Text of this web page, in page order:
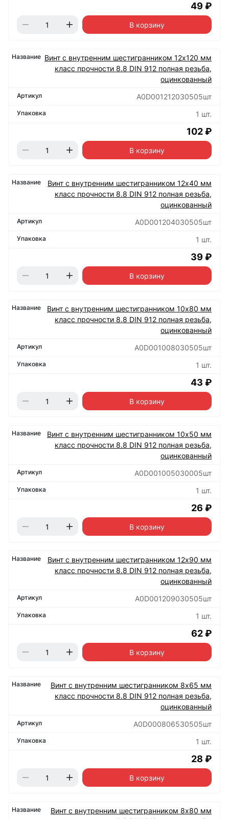
49 ₽
В корзину
Винт с внутренним шестигранником 12х120 мм
класс прочности 8.8 DIN 912 полная резьба,
оцинкованный
А0D001212030505шт
1 шт.
102 ₽
В корзину
Винт с внутренним шестигранником 12х40 мм
класс прочности 8.8 DIN 912 полная резьба,
оцинкованный
А0D001204030505шт
1 шт.
39 ₽
В корзину
Винт с внутренним шестигранником 10х80 мм
класс прочности 8.8 DIN 912 полная резьба,
оцинкованный
А0D001008030505шт
1 шт.
43 ₽
В корзину
Винт с внутренним шестигранником 10х50 мм
класс прочности 8.8 DIN 912 полная резьба,
оцинкованный
А0D001005030005шт
1 шт.
26 ₽
В корзину
Винт с внутренним шестигранником 12х90 мм
класс прочности 8.8 DIN 912 полная резьба,
оцинкованный
А0D001209030505шт
1 шт.
62 ₽
В корзину
Винт с внутренним шестигранником 8х65 мм
класс прочности 8.8 DIN 912 полная резьба,
оцинкованный
А0D000806530505шт
1 шт.
28 ₽
В корзину
Винт с внутренним шестигранником 8х80 мм